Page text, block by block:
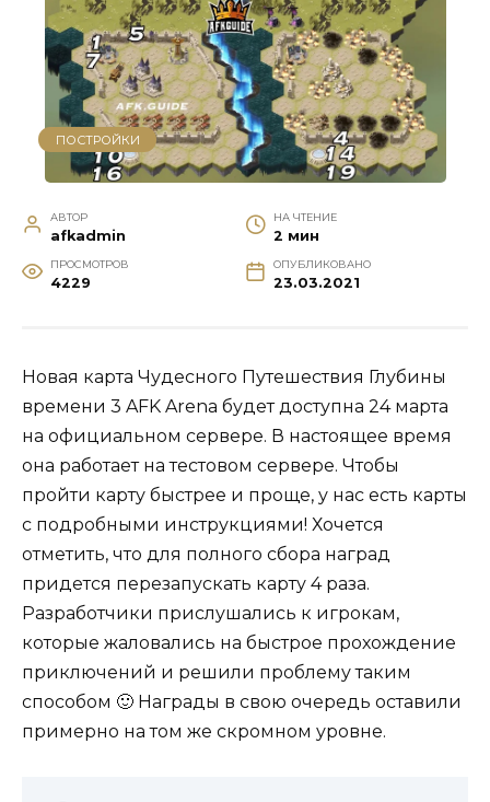
ПОСТРОЙКИ
АВТОР
afkadmin
НА ЧТЕНИЕ
2 мин
ПРОСМОТРОВ
4229
ОПУБЛИКОВАНО
23.03.2021
Новая карта Чудесного Путешествия Глубины
времени 3 AFK Arena будет доступна 24 марта
на официальном сервере. В настоящее время
она работает на тестовом сервере. Чтобы
пройти карту быстрее и проще, у нас есть карты
с подробными инструкциями! Хочется
отметить, что для полного сбора наград
придется перезапускать карту 4 раза.
Разработчики прислушались к игрокам,
которые жаловались на быстрое прохождение
приключений и решили проблему таким
способом 🙂 Награды в свою очередь оставили
примерно на том же скромном уровне.